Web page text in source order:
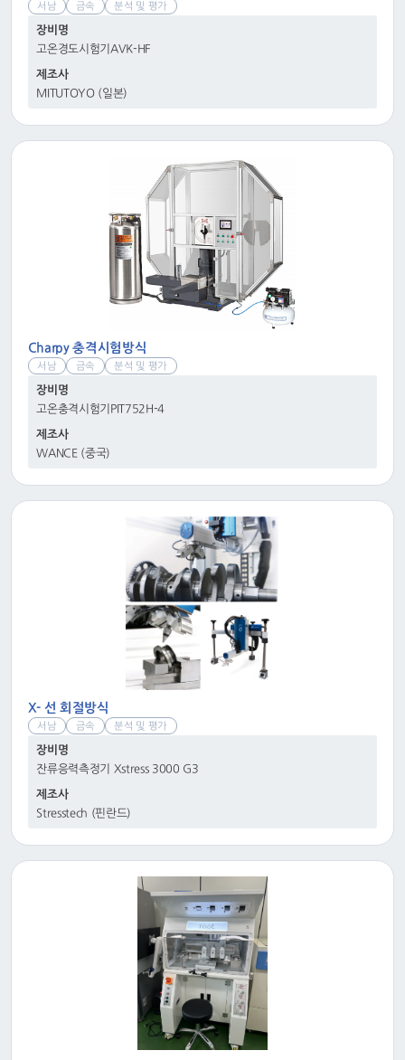
서남 금속 분석 및 평가
장비명
고온경도시험기AVK-HF
제조사
MITUTOYO (일본)
Charpy 충격시험방식
서남 금속 분석 및 평가
장비명
고온충격시험기PIT752H-4
제조사
WANCE (중국)
X- 선 회절방식
서남 금속 분석 및 평가
장비명
잔류응력측정기 Xstress 3000 G3
제조사
Stresstech (핀란드)